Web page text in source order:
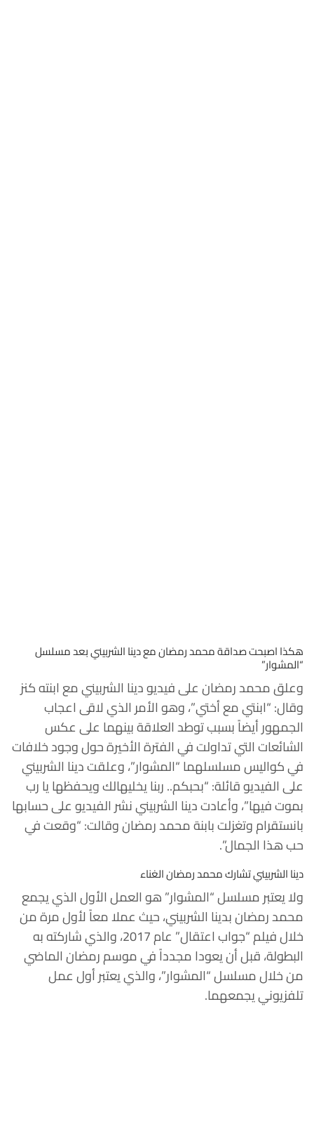
هكذا اصبحت صداقة محمد رمضان مع دينا الشربيني بعد مسلسل
“المشوار”
وعلق محمد رمضان على فيديو دينا الشربيني مع ابنته كنز
وقال: “ابنتي مع أختي”، وهو الأمر الذي لاقى اعجاب
الجمهور أيضاً بسبب توطد العلاقة بينهما على عكس
الشائعات التي تداولت في الفترة الأخيرة حول وجود خلافات
في كواليس مسلسلهما “المشوار”، وعلقت دينا الشربيني
على الفيديو قائلة: “بحبكم.. ربنا يخليهالك ويحفظها يا رب
بموت فيها”، وأعادت دينا الشربيني نشر الفيديو على حسابها
بانستقرام وتغزلت بابنة محمد رمضان وقالت: “وقعت في
حب هذا الجمال”.
دينا الشربيني تشارك محمد رمضان الغناء
ولا يعتبر مسلسل “المشوار” هو العمل الأول الذي يجمع
محمد رمضان بدينا الشربيني، حيث عملا معاً لأول مرة من
خلال فيلم “جواب اعتقال” عام 2017، والذي شاركته به
البطولة، قبل أن يعودا مجدداً في موسم رمضان الماضي
من خلال مسلسل “المشوار”، والذي يعتبر أول عمل
تلفزيوني يجمعهما.